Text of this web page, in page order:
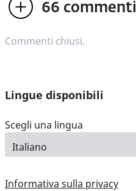
66 commenti
Commenti chiusi.
Lingue disponibili
Scegli una lingua
Informativa sulla privacy